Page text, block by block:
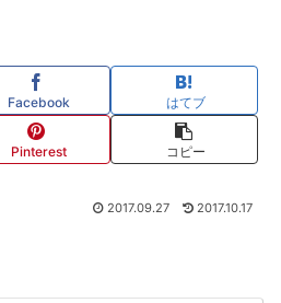
Facebook はてブ
Pinterest コピー
2017.09.27 2017.10.17